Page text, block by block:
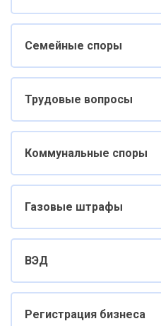
Семейные споры
Трудовые вопросы
Коммунальные споры
Газовые штрафы
ВЭД
Регистрация бизнеса